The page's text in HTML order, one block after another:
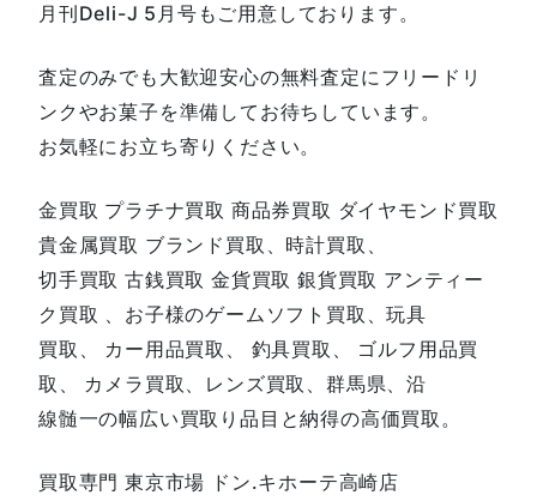
月刊Deli-J 5月号もご用意しております。
査定のみでも大歓迎安心の無料査定にフリードリ
ンクやお菓子を準備してお待ちしています。
お気軽にお立ち寄りください。
金買取 プラチナ買取 商品券買取 ダイヤモンド買取
貴金属買取 ブランド買取、時計買取、
切手買取 古銭買取 金貨買取 銀貨買取 アンティー
ク買取 、お子様のゲームソフト買取、玩具
買取、 カー用品買取、 釣具買取、 ゴルフ用品買
取、 カメラ買取、レンズ買取、群馬県、沿
線髄一の幅広い買取り品目と納得の高価買取。
買取専門 東京市場 ドン.キホーテ高崎店